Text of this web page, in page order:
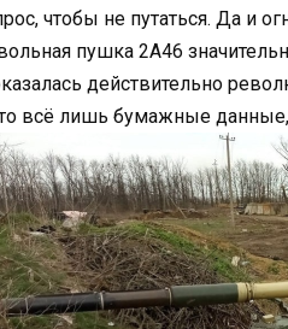
чтобы не путаться. Да и
пушка 2А46
действительно
всё лишь бумажные данные,